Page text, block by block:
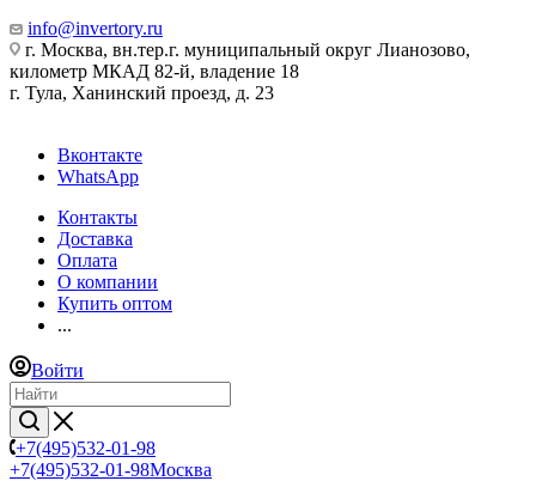
info@invertory.ru
г. Москва, вн.тер.г. муниципальный округ Лианозово,
километр МКАД 82-й, владение 18
г. Тула, Ханинский проезд, д. 23
Вконтакте
WhatsApp
Контакты
Доставка
Оплата
О компании
Купить оптом
...
Войти
+7(495)532-01-98
+7(495)532-01-98Москва